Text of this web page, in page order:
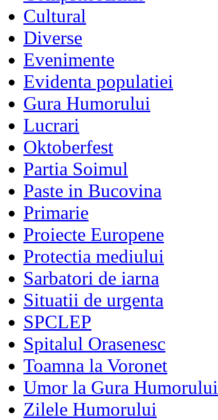
Cultural
Diverse
Evenimente
Evidenta populatiei
Gura Humorului
Lucrari
Oktoberfest
Partia Soimul
Paste in Bucovina
Primarie
Proiecte Europene
Protectia mediului
Sarbatori de iarna
Situatii de urgenta
SPCLEP
Spitalul Orasenesc
Toamna la Voronet
Umor la Gura Humorului
Zilele Humorului